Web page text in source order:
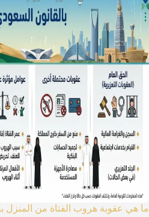
ما هي عقوبة هروب الفتاة من المنزل